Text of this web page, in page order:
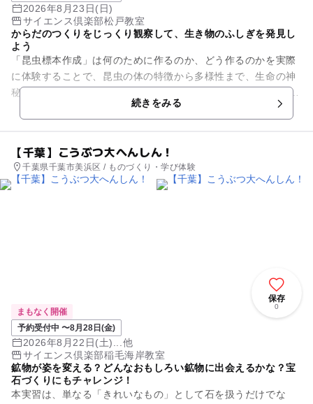
2026年8月23日(日)
サイエンス倶楽部松戸教室
からだのつくりをじっくり観察して、生き物のふしぎを発見し
よう
「昆虫標本作成」は何のために作るのか、どう作るのかを実際
に体験することで、昆虫の体の特徴から多様性まで、生命の神
秘を感じてもらうことをねらいとします。 今回、標本の対象に
続きをみる
【千葉】こうぶつ大へんしん！
千葉県千葉市美浜区 / ものづくり・学び体験
保存
0
まもなく開催
予約受付中 〜8月28日(金)
2026年8月22日(土)...他
サイエンス倶楽部稲毛海岸教室
鉱物が姿を変える？どんなおもしろい鉱物に出会えるかな？宝
石づくりにもチャレンジ！
本実習は、単なる「きれいなもの」として石を扱うだけでな